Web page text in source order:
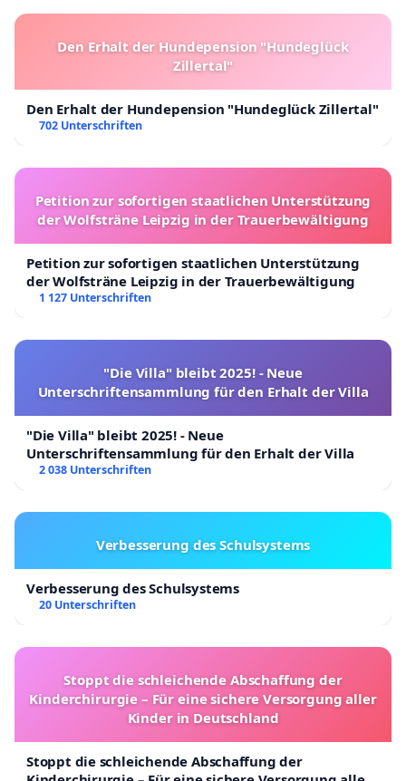
Den Erhalt der Hundepension "Hundeglück
Zillertal"
Den Erhalt der Hundepension "Hundeglück Zillertal"
702 Unterschriften
Petition zur sofortigen staatlichen Unterstützung
der Wolfsträne Leipzig in der Trauerbewältigung
Petition zur sofortigen staatlichen Unterstützung
der Wolfsträne Leipzig in der Trauerbewältigung
1 127 Unterschriften
"Die Villa" bleibt 2025! - Neue
Unterschriftensammlung für den Erhalt der Villa
"Die Villa" bleibt 2025! - Neue
Unterschriftensammlung für den Erhalt der Villa
2 038 Unterschriften
Verbesserung des Schulsystems
Verbesserung des Schulsystems
20 Unterschriften
Stoppt die schleichende Abschaffung der
Kinderchirurgie – Für eine sichere Versorgung aller
Kinder in Deutschland
Stoppt die schleichende Abschaffung der